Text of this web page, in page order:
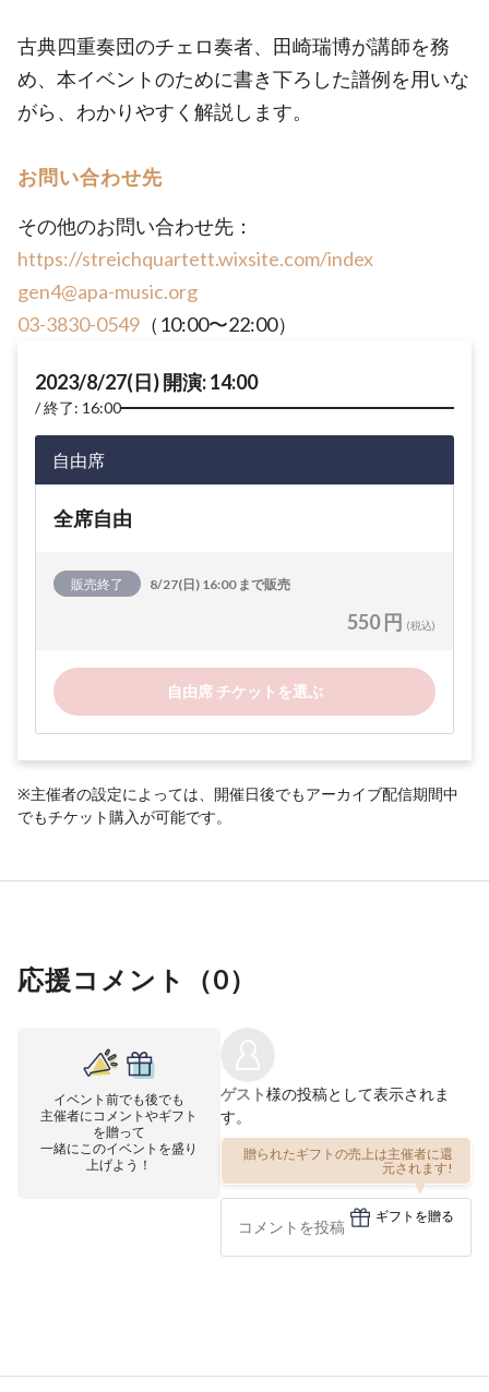
古典四重奏団のチェロ奏者、田崎瑞博が講師を務
め、本イベントのために書き下ろした譜例を用いな
がら、わかりやすく解説します。
お問い合わせ先
その他のお問い合わせ先：
https://streichquartett.wixsite.com/index
gen4@apa-music.org
03-3830-0549 （10:00〜22:00）
2023/8/27(日) 開演: 14:00
終了: 16:00
自由席
全席自由
販売終了 8/27(日) 16:00 まで販売
550 円 (税込)
自由席 チケットを選ぶ
※主催者の設定によっては、開催日後でもアーカイブ配信期間中
でもチケット購入が可能です。
応援コメント（0）
イベント前でも後でも
主催者にコメントやギフト
を贈って
一緒にこのイベントを盛り
上げよう！
ゲスト様の投稿として表示されま
す。
贈られたギフトの売上は主催者に還
元されます!
ギフトを贈る